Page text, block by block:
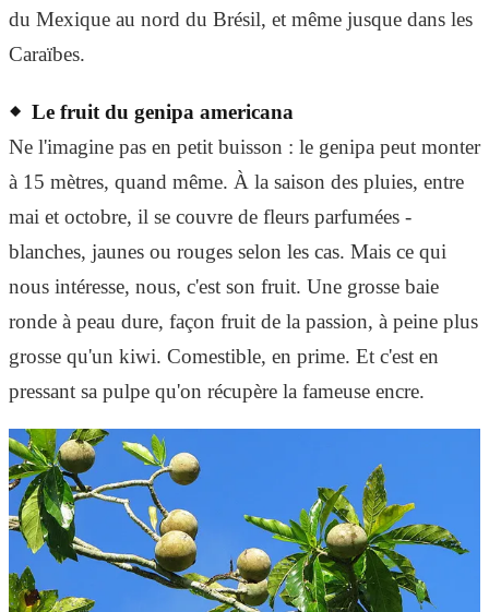
du Mexique au nord du Brésil, et même jusque dans les
Caraïbes.
Le fruit du genipa americana
Ne l'imagine pas en petit buisson : le genipa peut monter
à 15 mètres, quand même. À la saison des pluies, entre
mai et octobre, il se couvre de fleurs parfumées -
blanches, jaunes ou rouges selon les cas. Mais ce qui
nous intéresse, nous, c'est son fruit. Une grosse baie
ronde à peau dure, façon fruit de la passion, à peine plus
grosse qu'un kiwi. Comestible, en prime. Et c'est en
pressant sa pulpe qu'on récupère la fameuse encre.